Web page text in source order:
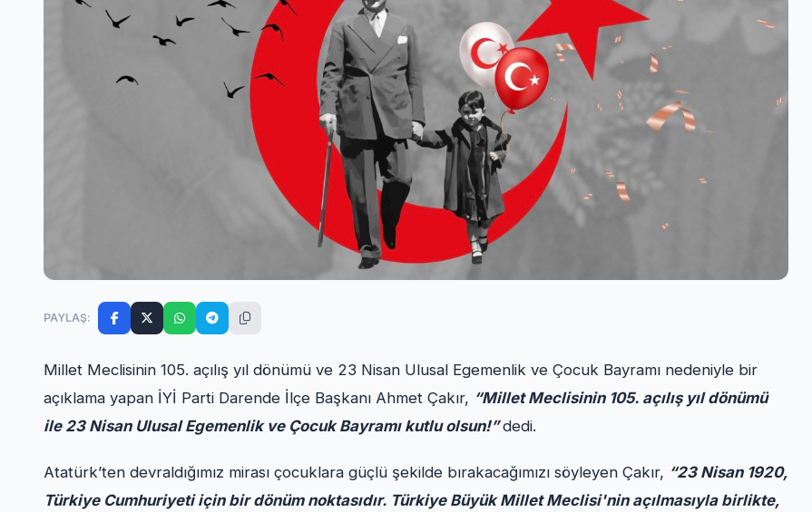
PAYLAŞ:
Millet Meclisinin 105. açılış yıl dönümü ve 23 Nisan Ulusal Egemenlik ve Çocuk Bayramı nedeniyle bir
açıklama yapan İYİ Parti Darende İlçe Başkanı Ahmet Çakır, “Millet Meclisinin 105. açılış yıl dönümü
ile 23 Nisan Ulusal Egemenlik ve Çocuk Bayramı kutlu olsun!”dedi.
Atatürk’ten devraldığımız mirası çocuklara güçlü şekilde bırakacağımızı söyleyen Çakır, “23 Nisan 1920,
Türkiye Cumhuriyeti için bir dönüm noktasıdır. Türkiye Büyük Millet Meclisi'nin açılmasıyla birlikte,